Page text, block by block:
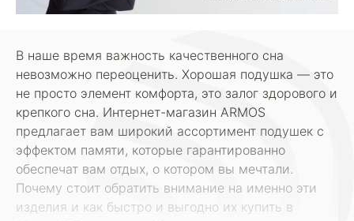
В наше время важность качественного сна
невозможно переоценить. Хорошая подушка — это
не просто элемент комфорта, это залог здорового и
крепкого сна. Интернет-магазин ARMOS
предлагает вам широкий ассортимент подушек с
эффектом памяти, которые гарантированно
обеспечат вам отдых, о котором вы мечтали.
Почему стоит обратить внимание на именно эти
изделия и как быстро и выгодно их купить в